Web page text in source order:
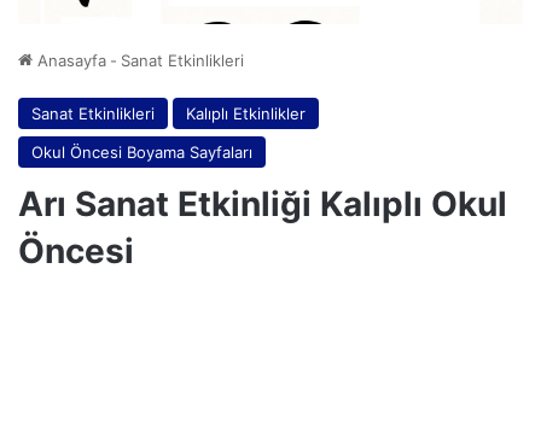
Anasayfa - Sanat Etkinlikleri
Sanat Etkinlikleri
Kalıplı Etkinlikler
Okul Öncesi Boyama Sayfaları
Arı Sanat Etkinliği Kalıplı Okul
Öncesi